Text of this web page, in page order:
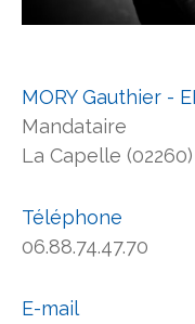
MORY Gauthier - EI
Mandataire
La Capelle (02260)
Téléphone
06.88.74.47.70
E-mail